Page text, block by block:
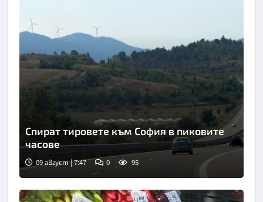
Снимка: БТА
Спират тировете към София в пиковите
часове
09 август | 7:47 0 95